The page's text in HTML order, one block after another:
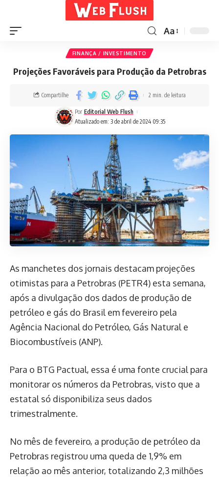
Aa
FINANÇA / INVESTIMENTO
Projeções Favoráveis para Produção da Petrobras
Atualizado em: 3 de abril de 2024 09:35
Por Editorial Web Flush
Compartilhe 2 min. de leitura
As manchetes dos jornais destacam projeções
otimistas para a Petrobras (PETR4) esta semana,
após a divulgação dos dados de produção de
petróleo e gás do Brasil em fevereiro pela
Agência Nacional do Petróleo, Gás Natural e
Biocombustíveis (ANP).
Para o BTG Pactual, essa é uma fonte crucial para
monitorar os números da Petrobras, visto que a
estatal só disponibiliza seus dados
trimestralmente.
No mês de fevereiro, a produção de petróleo da
Petrobras registrou uma queda de 1,9% em
relação ao mês anterior, totalizando 2,3 milhões